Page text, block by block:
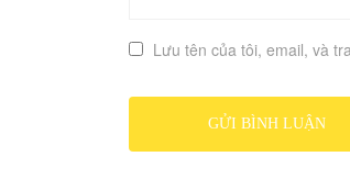
Lưu tên của tôi, email, và